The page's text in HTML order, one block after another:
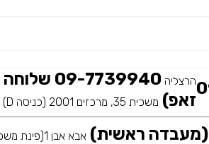
הרצליה
זאפ) משכית 35, מרכזים 2001 (כניסה D)
אבא אבן 1(פינת משכית)